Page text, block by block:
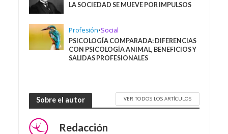
LA SOCIEDAD SE MUEVE POR IMPULSOS
Profesión•Social
PSICOLOGÍA COMPARADA: DIFERENCIAS
CON PSICOLOGÍA ANIMAL, BENEFICIOS Y
SALIDAS PROFESIONALES
Sobre el autor VER TODOS LOS ARTÍCULOS
Redacción